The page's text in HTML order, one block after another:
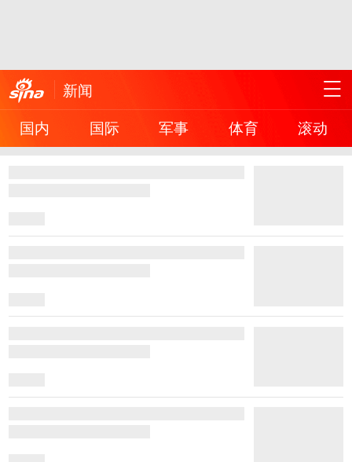
新闻
国内
国际 军事 体育 滚动